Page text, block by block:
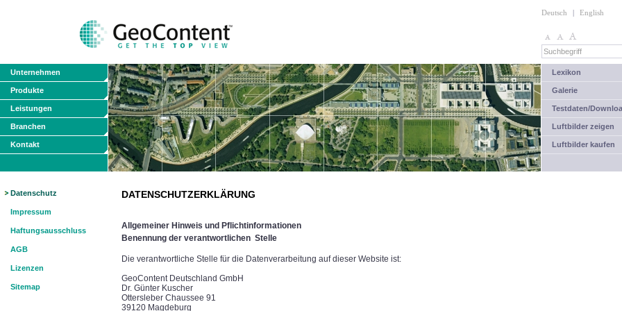
Deutsch | English
Unternehmen
Produkte
Leistungen
Branchen
Kontakt
Lexikon
Galerie
Testdaten/
Luftbilder zeigen
Luftbilder kaufen
Datenschutz
Impressum
Haftungsausschluss
AGB
Lizenzen
Sitemap
DATENSCHUTZERKLÄRUNG
Allgemeiner Hinweis und Pflichtinformationen
Benennung der verantwortlichen Stelle
Die verantwortliche Stelle für die Datenverarbeitung auf dieser Website ist:
GeoContent Deutschland GmbH
Dr. Günter Kuscher
Ottersleber Chaussee 91
39120 Magdeburg